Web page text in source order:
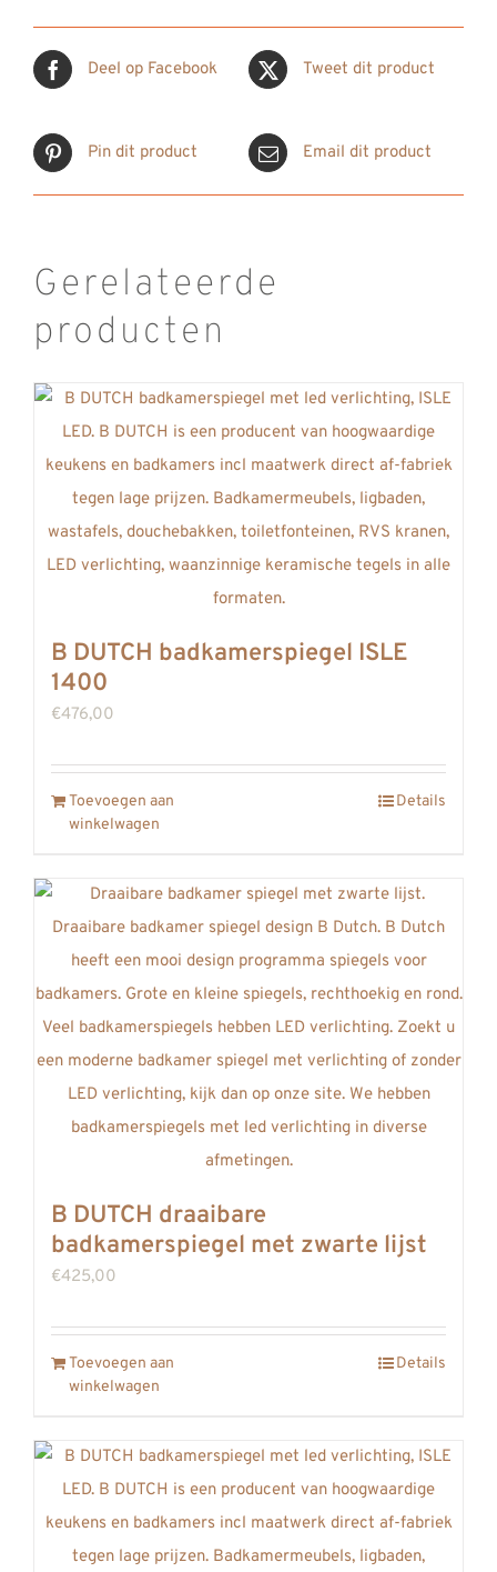
Deel op Facebook Tweet dit product
Pin dit product Email dit product
Gerelateerde
producten
B DUTCH badkamerspiegel ISLE
1400
€476,00
Toevoegen aan
winkelwagen
Details
B DUTCH draaibare
badkamerspiegel met zwarte lijst
€425,00
Toevoegen aan
winkelwagen
Details